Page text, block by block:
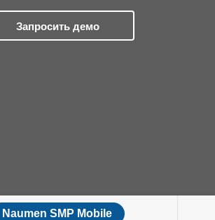
Запросить демо
Naumen SMP Mobile